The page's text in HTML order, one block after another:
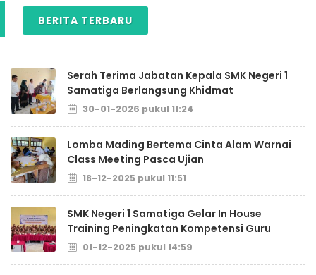
BERITA TERBARU
Serah Terima Jabatan Kepala SMK Negeri 1
Samatiga Berlangsung Khidmat
30-01-2026 pukul 11:24
Lomba Mading Bertema Cinta Alam Warnai
Class Meeting Pasca Ujian
18-12-2025 pukul 11:51
SMK Negeri 1 Samatiga Gelar In House
Training Peningkatan Kompetensi Guru
01-12-2025 pukul 14:59